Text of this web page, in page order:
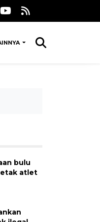
bulu
atlet